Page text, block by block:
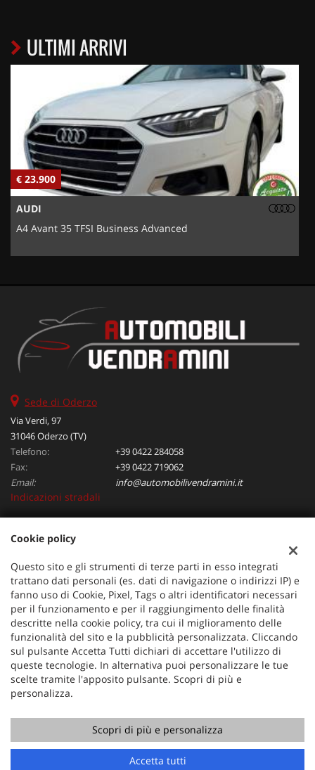
ULTIMI ARRIVI
€ 23.900
AUDI
A4 Avant 35 TFSI Business Advanced
Sede di Oderzo
Via Verdi, 97
31046 Oderzo (TV)
Telefono:
+39 0422 284058
Fax:
+39 0422 719062
Email:
info@automobilivendramini.it
Indicazioni stradali
Dati fiscali:
Automobili Vendramini srl
Via Verdi, 97, Oderzo (TV)
C.F/P.IVA:04823130267
Registro delle imprese:TV
Copyright © 2026 GestionaleAuto.com S.r.l., Tutti i diritti
riservati -Leggi l'informativa sulla privacy-Cookie Policy
GestionaleAuto.com
Cookie policy
Questo sito e gli strumenti di terze parti in esso integrati
trattano dati personali (es. dati di navigazione o indirizzi IP) e
fanno uso di Cookie, Pixel, Tags o altri identificatori necessari
per il funzionamento e per il raggiungimento delle finalità
descritte nella cookie policy, tra cui il miglioramento delle
funzionalità del sito e la pubblicità personalizzata. Cliccando
sul pulsante Accetta Tutti dichiari di accettare l'utilizzo di
queste tecnologie. In alternativa puoi personalizzare le tue
scelte tramite l'apposito pulsante. Scopri di più e
personalizza.
Scopri di più e personalizza
Accetta tutti